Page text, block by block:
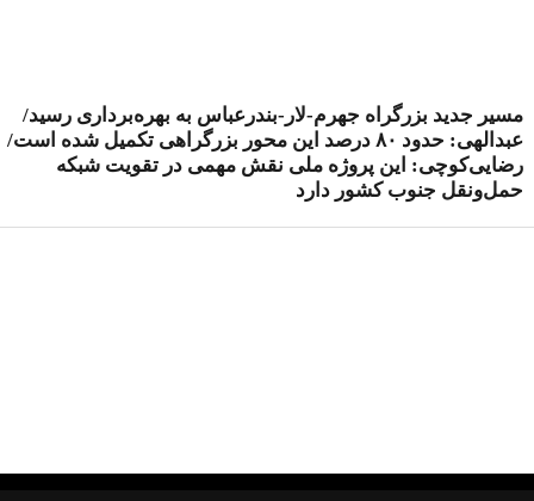
مسیر جدید بزرگراه جهرم-لار-بندرعباس به بهره‌برداری رسید/
عبدالهی: حدود ۸۰ درصد این محور بزرگراهی تکمیل شده است/
رضایی‌کوچی: این پروژه ملی نقش مهمی در تقویت شبکه
حمل‌ونقل جنوب کشور دارد